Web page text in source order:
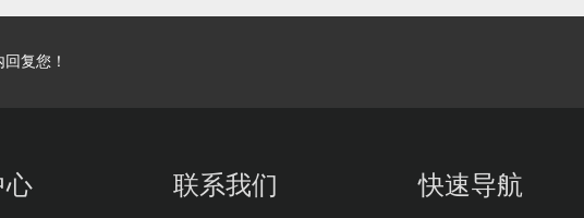
复您！
心 联系我们 快速导航